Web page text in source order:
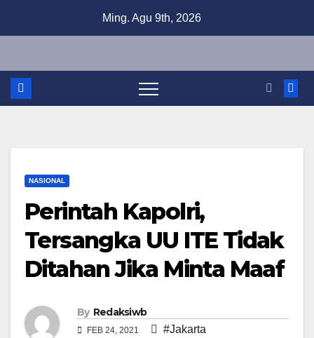
Ming. Agu 9th, 2026
NASIONAL
Perintah Kapolri,
Tersangka UU ITE Tidak
Ditahan Jika Minta Maaf
By Redaksiwb
FEB 24, 2021 #Jakarta